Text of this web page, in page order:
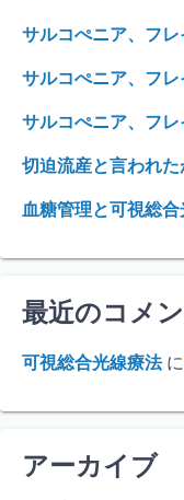
サルコぺニア、フ
サルコぺニア、フ
サルコぺニア、フ
切迫流産と言われ
血糖管理と可視総
最近のコメ
可視総合光線療法に
アーカイブ